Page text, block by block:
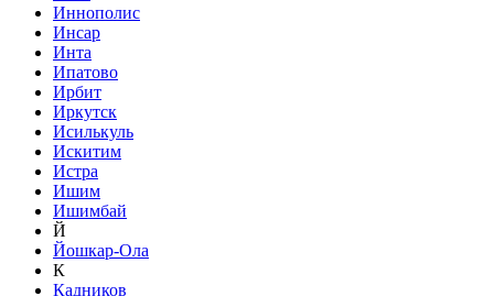
Иннополис
Инсар
Инта
Ипатово
Ирбит
Иркутск
Исилькуль
Искитим
Истра
Ишим
Ишимбай
Й
Йошкар-Ола
К
Кадников